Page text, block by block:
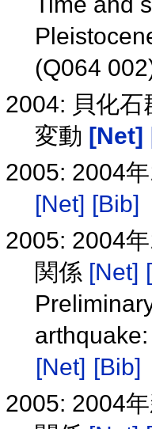
(Q064
2004: 貝化
変動 [Net]
2005: 2004
[Net] [Bib]
2005: 2004
関係 [Net]
[Net] [Bib]
2005: 2004